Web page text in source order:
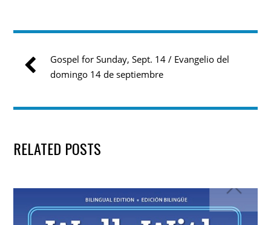
Gospel for Sunday, Sept. 14 / Evangelio del
domingo 14 de septiembre
RELATED POSTS